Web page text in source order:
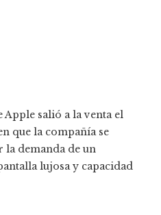
Apple salió a la venta el
que la compañía se
la demanda de un
lujosa y capacidad